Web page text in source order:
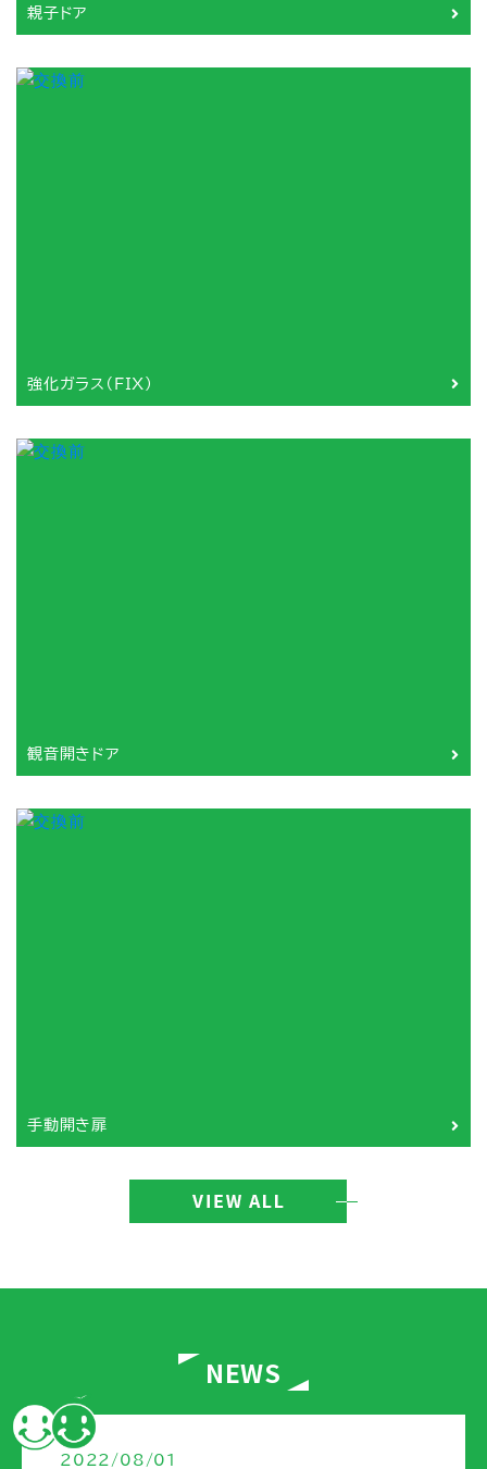
親子ドア
強化ガラス（FIX）
観音開きドア
手動開き扉
NEWS
2022/08/01